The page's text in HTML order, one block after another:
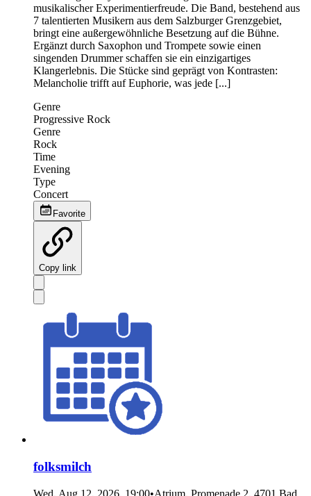
musikalischer Experimentierfreude. Die Band, bestehend aus
7 talentierten Musikern aus dem Salzburger Grenzgebiet,
bringt eine außergewöhnliche Besetzung auf die Bühne.
Ergänzt durch Saxophon und Trompete sowie einen
singenden Drummer schaffen sie ein einzigartiges
Klangerlebnis. Die Stücke sind geprägt von Kontrasten:
Melancholie trifft auf Euphorie, was jede [...]
Genre
Progressive Rock
Genre
Rock
Time
Evening
Type
Concert
Favorite
Copy link
folksmilch
Wed, Aug 12, 2026, 19:00•Atrium, Promenade 2, 4701 Bad